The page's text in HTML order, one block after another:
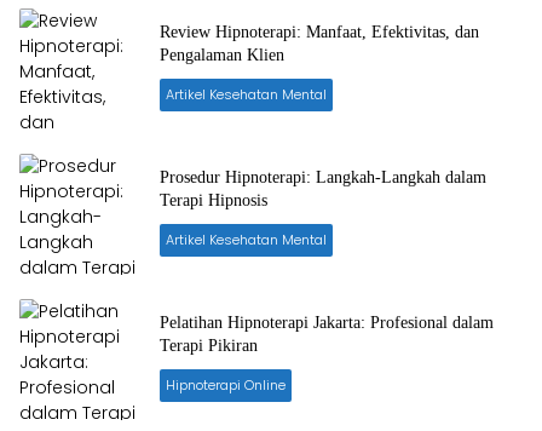
Review Hipnoterapi: Manfaat, Efektivitas, dan
Pengalaman Klien
Artikel Kesehatan Mental
Prosedur Hipnoterapi: Langkah-Langkah dalam
Terapi Hipnosis
Artikel Kesehatan Mental
Pelatihan Hipnoterapi Jakarta: Profesional dalam
Terapi Pikiran
Hipnoterapi Online